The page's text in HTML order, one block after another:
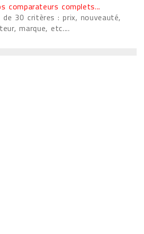
comparateurs complets...
de 30 critères : prix, nouveauté,
marque, etc....